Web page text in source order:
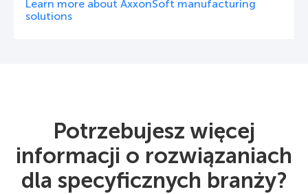
Learn more about AxxonSoft manufacturing
solutions
Potrzebujesz więcej
informacji o rozwiązaniach
dla specyficznych branży?